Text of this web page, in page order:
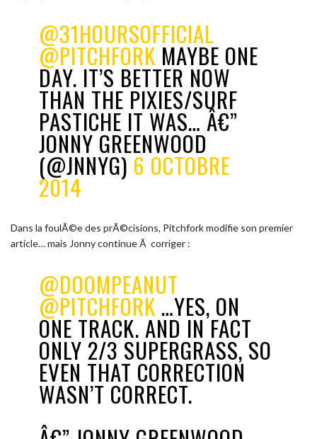
@31HOURSOFFICIAL
@PITCHFORK MAYBE ONE
DAY. IT’S BETTER NOW
THAN THE PIXIES/SURF
PASTICHE IT WAS… Â€”
JONNY GREENWOOD
(@JNNYG) 6 OCTOBRE
2014
Dans la foulÃ©e des prÃ©cisions, Pitchfork modifie son premier
article… mais Jonny continue Ã corriger :
@DOOMPEANUT
@PITCHFORK …YES, ON
ONE TRACK. AND IN FACT
ONLY 2/3 SUPERGRASS, SO
EVEN THAT CORRECTION
WASN’T CORRECT.